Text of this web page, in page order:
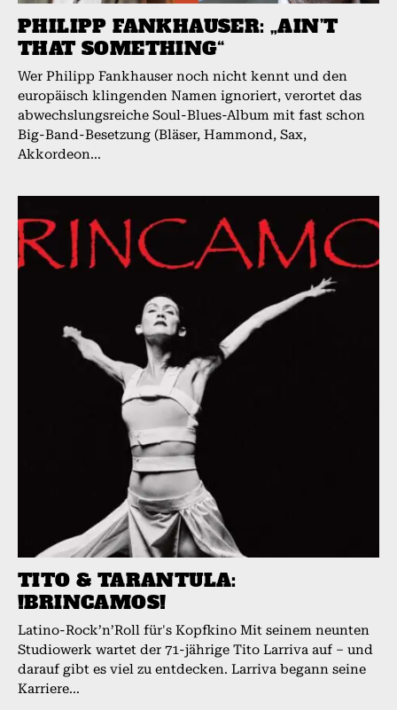
PHILIPP FANKHAUSER: „AIN’T
THAT SOMETHING“
Wer Philipp Fankhauser noch nicht kennt und den
europäisch klingenden Namen ignoriert, verortet das
abwechslungsreiche Soul-Blues-Album mit fast schon
Big-Band-Besetzung (Bläser, Hammond, Sax,
Akkordeon...
TITO & TARANTULA:
!BRINCAMOS!
Latino-Rock’n’Roll für's Kopfkino Mit seinem neunten
Studiowerk wartet der 71-jährige Tito Larriva auf – und
darauf gibt es viel zu entdecken. Larriva begann seine
Karriere...